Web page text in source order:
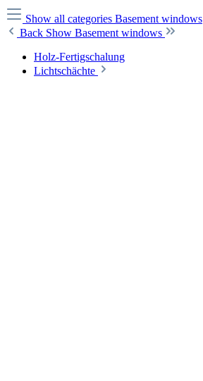
Show all categories Basement windows
Back Show Basement windows
Holz-Fertigschalung
Lichtschächte